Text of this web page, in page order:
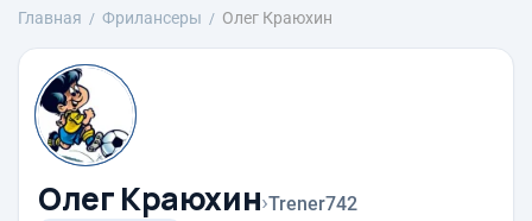
Главная Фрилансеры Олег Краюхин
Олег Краюхин›Trener742